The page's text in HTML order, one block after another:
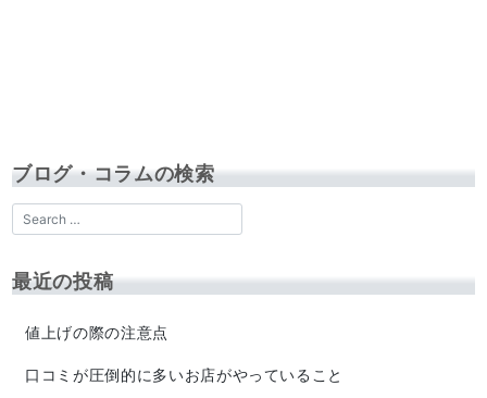
ブログ・コラムの検索
最近の投稿
値上げの際の注意点
口コミが圧倒的に多いお店がやっていること